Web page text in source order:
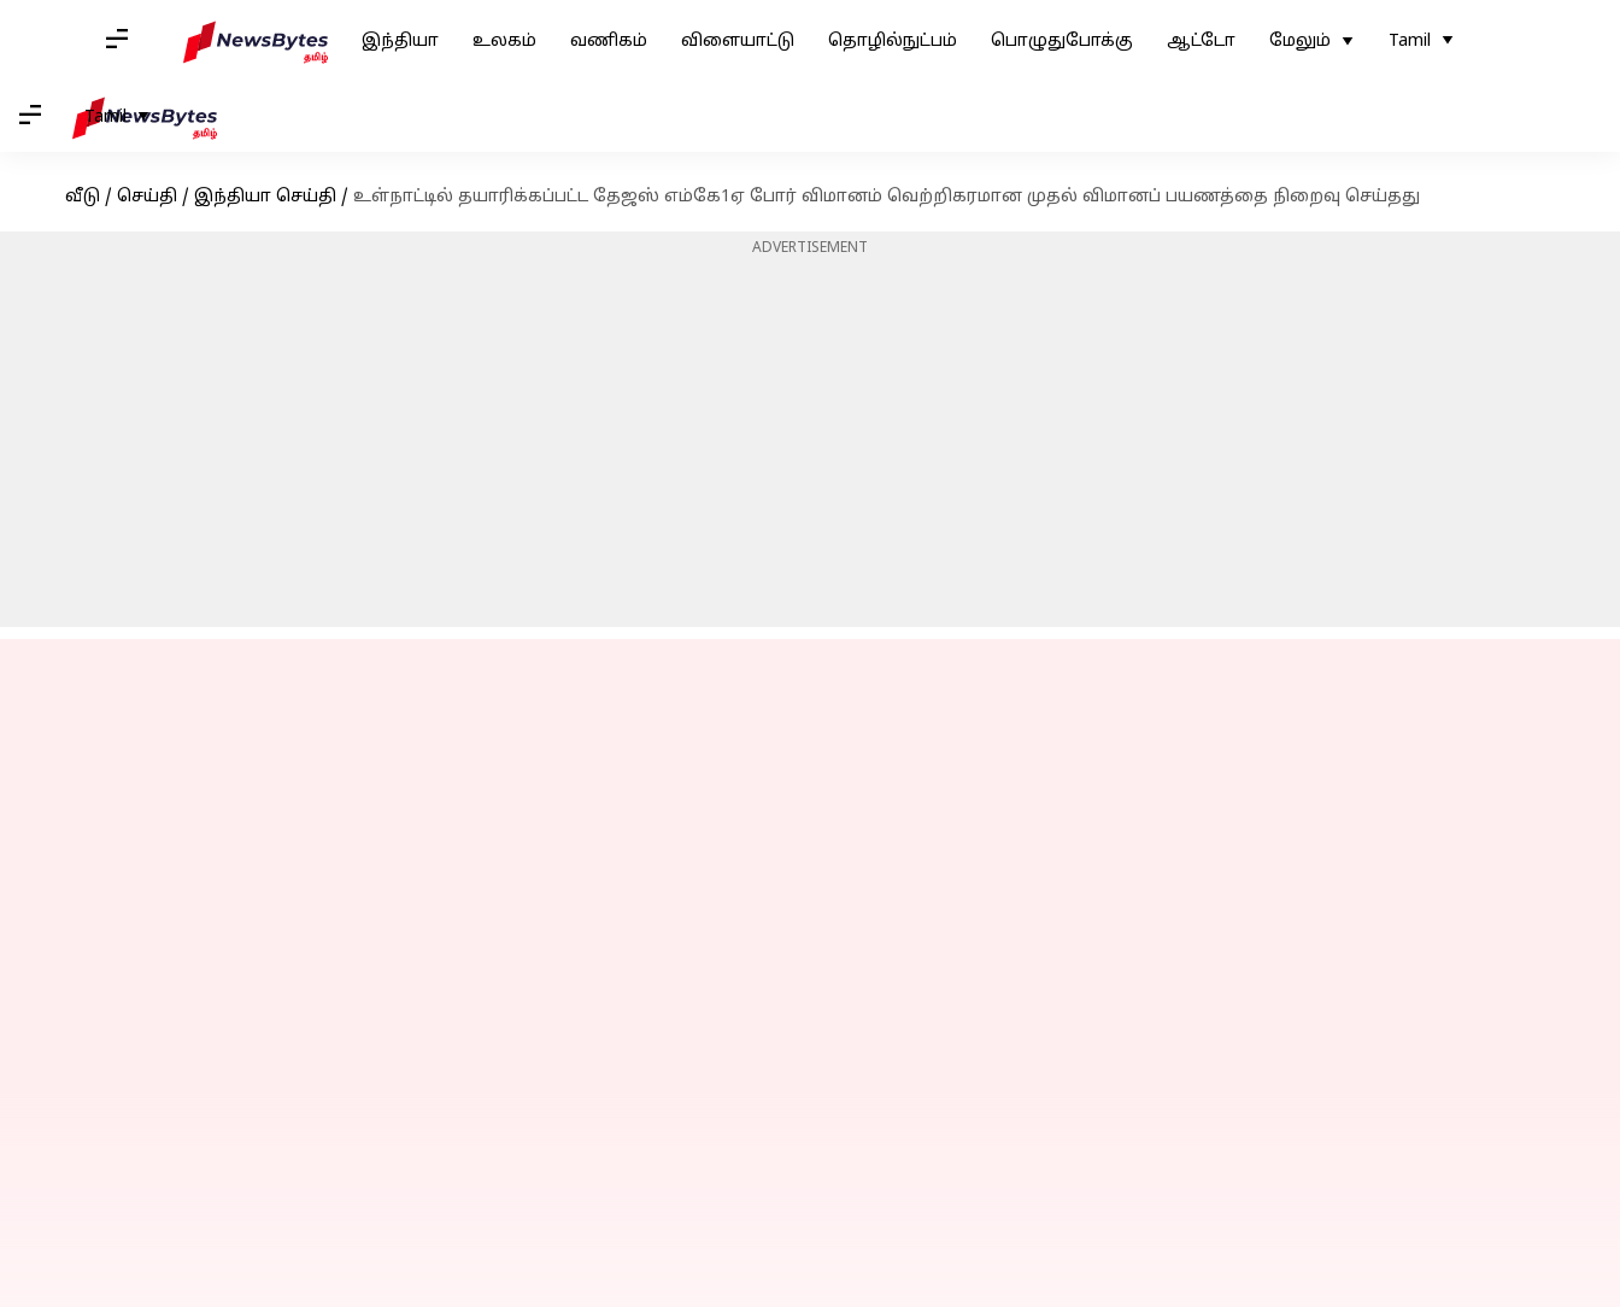
இந்தியா உலகம் வணிகம் விளையாட்டு தொழில்நுட்பம் பொழுதுபோக்கு ஆட்டோ மேலும் Tamil
Tamil
வீடு / செய்தி / இந்தியா செய்தி / உள்நாட்டில் தயாரிக்கப்பட்ட தேஜஸ் எம்கே1ஏ போர் விமானம் வெற்றிகரமான முதல் விமானப் பயணத்தை நிறைவு செய்தது
ADVERTISEMENT